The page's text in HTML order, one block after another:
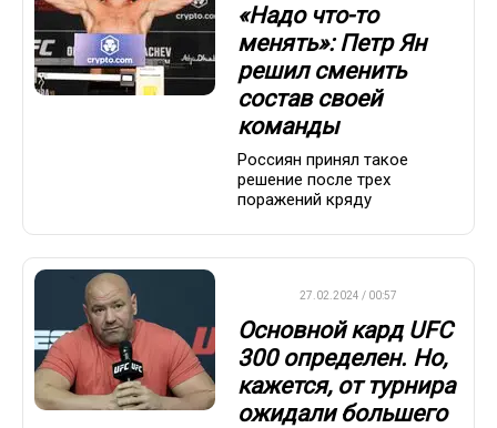
«Надо что-то
менять»: Петр Ян
решил сменить
состав своей
команды
Россиян принял такое
решение после трех
поражений кряду
27.02.2024 / 00:57
Основной кард UFC
300 определен. Но,
кажется, от турнира
ожидали большего